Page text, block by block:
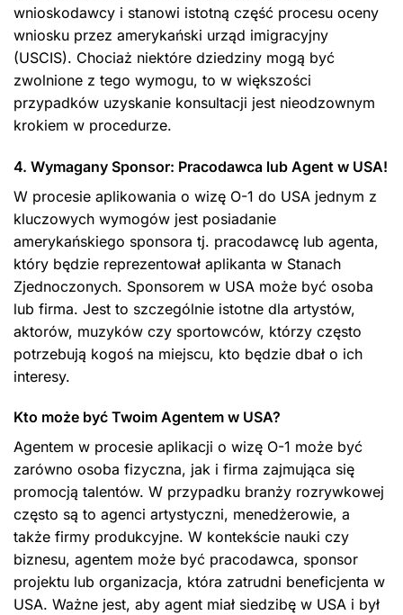
wnioskodawcy i stanowi istotną część procesu oceny
wniosku przez amerykański urząd imigracyjny
(USCIS). Chociaż niektóre dziedziny mogą być
zwolnione z tego wymogu, to w większości
przypadków uzyskanie konsultacji jest nieodzownym
krokiem w procedurze.
4. Wymagany Sponsor: Pracodawca lub Agent w USA!
W procesie aplikowania o wizę O-1 do USA jednym z
kluczowych wymogów jest posiadanie
amerykańskiego sponsora tj. pracodawcę lub agenta,
który będzie reprezentował aplikanta w Stanach
Zjednoczonych. Sponsorem w USA może być osoba
lub firma. Jest to szczególnie istotne dla artystów,
aktorów, muzyków czy sportowców, którzy często
potrzebują kogoś na miejscu, kto będzie dbał o ich
interesy.
Kto może być Twoim Agentem w USA?
Agentem w procesie aplikacji o wizę O-1 może być
zarówno osoba fizyczna, jak i firma zajmująca się
promocją talentów. W przypadku branży rozrywkowej
często są to agenci artystyczni, menedżerowie, a
także firmy produkcyjne. W kontekście nauki czy
biznesu, agentem może być pracodawca, sponsor
projektu lub organizacja, która zatrudni beneficjenta w
USA. Ważne jest, aby agent miał siedzibę w USA i był